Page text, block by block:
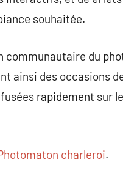
souhaitée.
communautaire du
ainsi des occasions
rapidement sur
charleroi.